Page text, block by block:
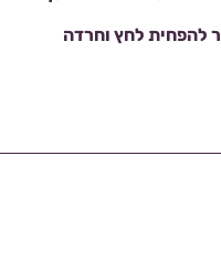
להפחית לחץ וחרדה